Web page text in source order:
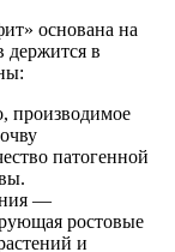
основана на
держится в
производимое
патогенной
—
ростовые
и